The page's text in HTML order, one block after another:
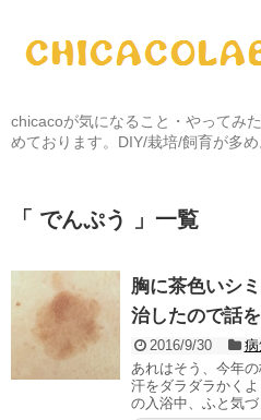
chicacoが気になること・やってみ
めております。DIY/栽培/飼育が多め
「 でんぷう 」一覧
胸に茶色いシ
治したので話
2016/9/30
あれはそう、今年
汗をダラダラかく
の入浴中、ふと気づ